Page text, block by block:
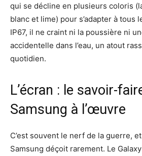
qui se décline en plusieurs coloris
blanc et lime) pour s’adapter à tous
IP67, il ne craint ni la poussière ni
accidentelle dans l’eau, un atout
quotidien.
L’écran : le savoir-
Samsung à l’œuvre
C’est souvent le nerf de la guerre,
Samsung déçoit rarement. Le